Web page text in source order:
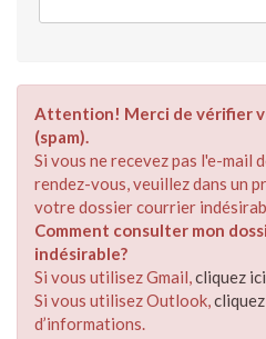
Attention! Merci de vérifier
(spam).
Si vous ne recevez pas l'e-mail
rendez-vous, veuillez dans un
votre dossier courrier
Comment consulter mon
indésirable?
Si vous utilisez Gmail,cliquez ici
Si vous utilisez Outlook,
d’informations.